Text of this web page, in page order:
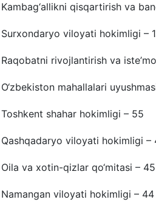
Kambag‘allikni qisqartirish va
Surxondaryo viloyati hokimligi –
Raqobatni rivojlantirish va
O‘zbekiston mahallalari
Toshkent shahar hokimligi – 55
Qashqadaryo viloyati hokimligi –
Oila va xotin-qizlar qo‘mitasi – 45
Namangan viloyati hokimligi – 44